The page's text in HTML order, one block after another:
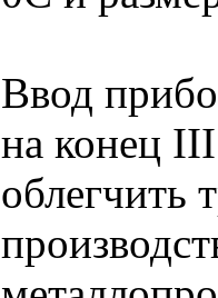
Ввод
на конец III
облегчить